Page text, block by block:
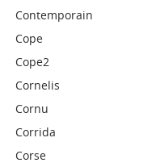
Contemporain
Cope
Cope2
Cornelis
Cornu
Corrida
Corse